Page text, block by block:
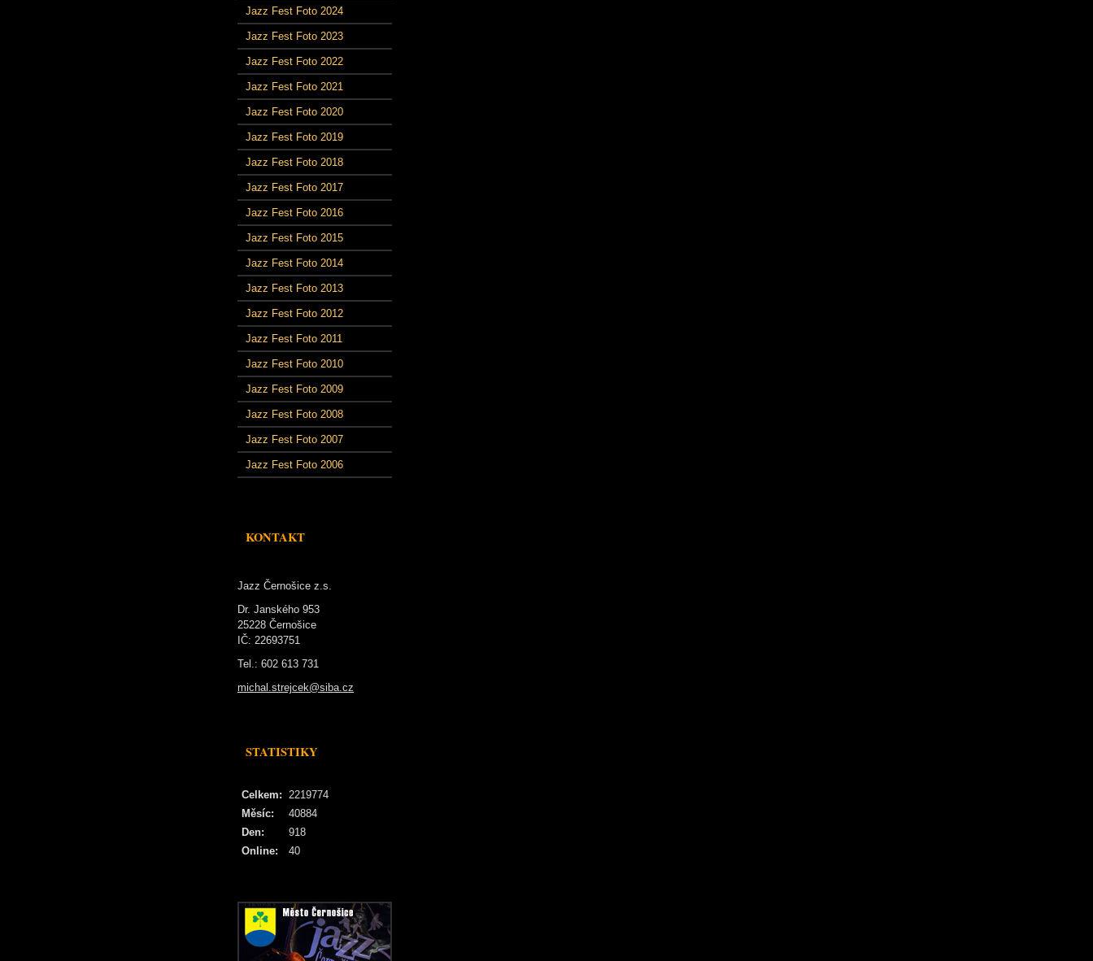
Jazz Fest Foto 2024
Jazz Fest Foto 2023
Jazz Fest Foto 2022
Jazz Fest Foto 2021
Jazz Fest Foto 2020
Jazz Fest Foto 2019
Jazz Fest Foto 2018
Jazz Fest Foto 2017
Jazz Fest Foto 2016
Jazz Fest Foto 2015
Jazz Fest Foto 2014
Jazz Fest Foto 2013
Jazz Fest Foto 2012
Jazz Fest Foto 2011
Jazz Fest Foto 2010
Jazz Fest Foto 2009
Jazz Fest Foto 2008
Jazz Fest Foto 2007
Jazz Fest Foto 2006
KONTAKT
Jazz Černošice z.s.
Dr. Janského 953
25228 Černošice
IČ: 22693751
Tel.: 602 613 731
michal.strejcek@siba.cz
STATISTIKY
Online: 40
Celkem: 2219774
Měsíc:
40884
Den:
918